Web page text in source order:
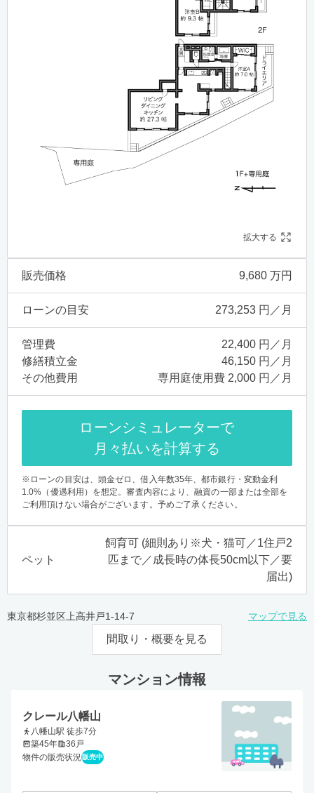
拡大する
販売価格 9,680 万円
ローンの目安 273,253 円／月
管理費
22,400 円／月
修繕積立金
46,150 円／月
その他費用
専用庭使用費 2,000 円／月
ローンシミュレーターで
月々払いを計算する
※ローンの目安は、頭金ゼロ、借入年数35年、都市銀行・変動金利
1.0%（優遇利用）を想定。審査内容により、融資の一部または全部を
ご利用頂けない場合がございます。予めご了承ください。
ペット
飼育可 (細則あり※犬・猫可／1住戸2
匹まで／成長時の体長50cm以下／要
届出)
東京都杉並区上高井戸1-14-7 マップで見る
間取り・概要を見る
マンション情報
クレール八幡山
八幡山駅 徒歩7分
築45年
36戸
物件の販売状況 販売中